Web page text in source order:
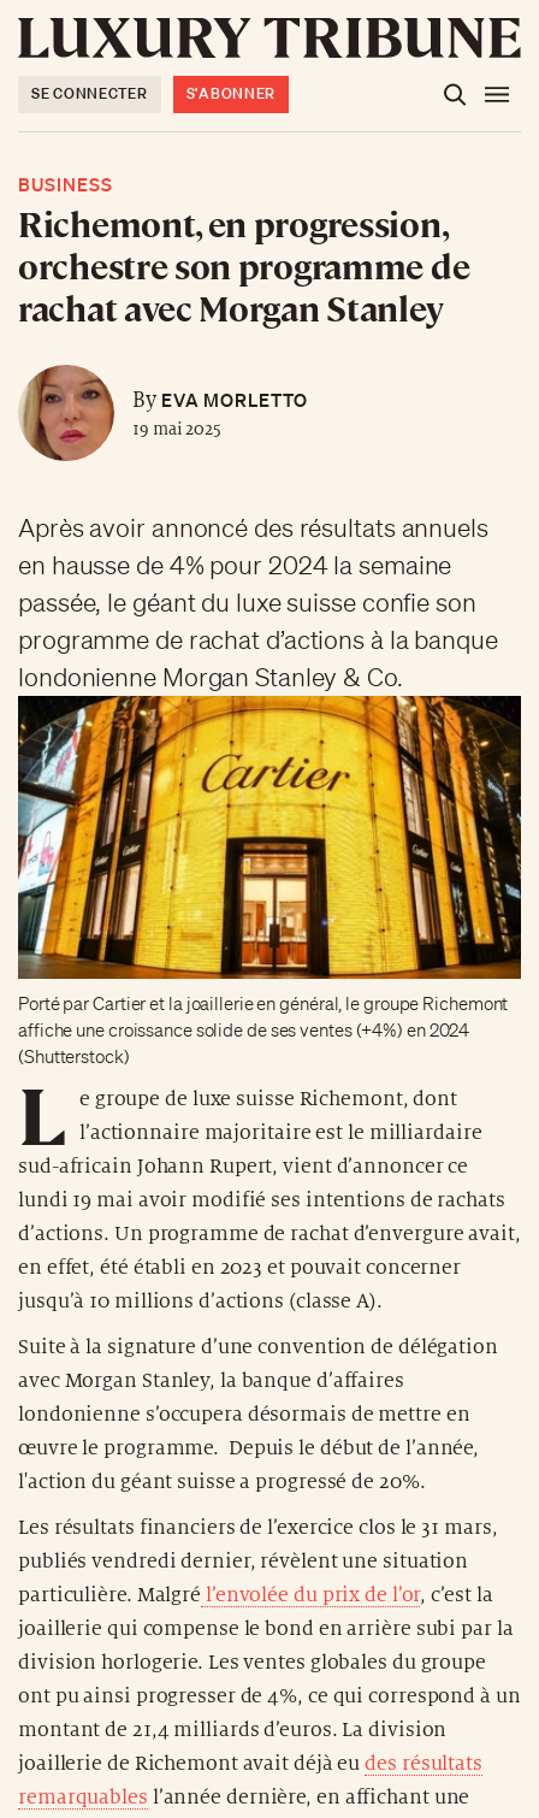
SE CONNECTER S'ABONNER
BUSINESS
Richemont, en progression,
orchestre son programme de
rachat avec Morgan Stanley
ByEVA MORLETTO
19 mai 2025
Après avoir annoncé des résultats annuels
en hausse de 4% pour 2024 la semaine
passée, le géant du luxe suisse confie son
programme de rachat d’actions à la banque
londonienne Morgan Stanley & Co.
Porté par Cartier et la joaillerie en général, le groupe Richemont
affiche une croissance solide de ses ventes (+4%) en 2024
(Shutterstock)
L
e groupe de luxe suisse Richemont, dont
l’actionnaire majoritaire est le milliardaire
sud-africain Johann Rupert, vient d’annoncer ce
lundi 19 mai avoir modifié ses intentions de rachats
d’actions. Un programme de rachat d’envergure avait,
en effet, été établi en 2023 et pouvait concerner
jusqu’à 10 millions d’actions (classe A).
Suite à la signature d’une convention de délégation
avec Morgan Stanley, la banque d’affaires
londonienne s’occupera désormais de mettre en
œuvre le programme. Depuis le début de l’année,
l'action du géant suisse a progressé de 20%.
Les résultats financiers de l’exercice clos le 31 mars,
publiés vendredi dernier, révèlent une situation
particulière. Malgré l’envolée du prix de l’or, c’est la
joaillerie qui compense le bond en arrière subi par la
division horlogerie. Les ventes globales du groupe
ont pu ainsi progresser de 4%, ce qui correspond à un
montant de 21,4 milliards d’euros. La division
joaillerie de Richemont avait déjà eudes résultats
remarquables l’année dernière, en affichant une